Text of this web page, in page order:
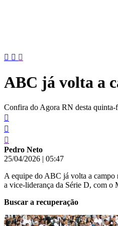
ABC já volta a
Confira do Agora RN desta quinta-
Pedro Neto
25/04/2026 | 05:47
A equipe do ABC já volta a campo
a vice-liderança da Série D, com o
Buscar a recuperação